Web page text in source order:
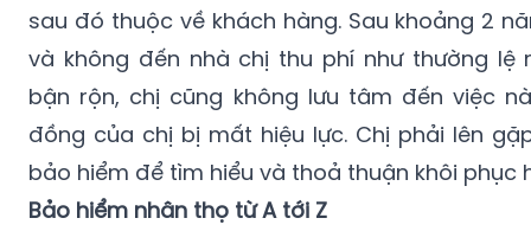
sau đó thuộc về khách hàng. Sau khoảng 2
và không đến nhà chị thu phí như thường lệ
bận rộn, chị cũng không lưu tâm đến việc
đồng của chị bị mất hiệu lực. Chị phải lên
bảo hiểm để tìm hiểu và thoả thuận khôi phục
Bảo hiểm nhân thọ từ A tới Z